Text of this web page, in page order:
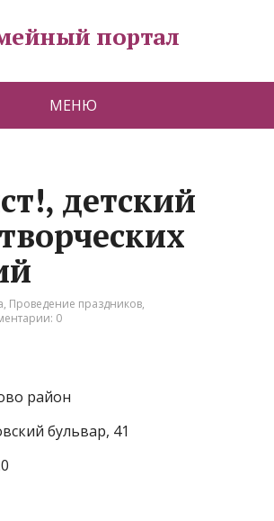
портал
МЕНЮ
детский
, Проведение праздников,
0
район
бульвар, 41